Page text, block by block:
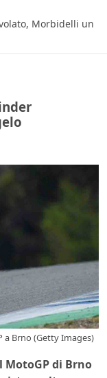
Morbidelli un
a Brno (Getty Images)
MotoGP di Brno